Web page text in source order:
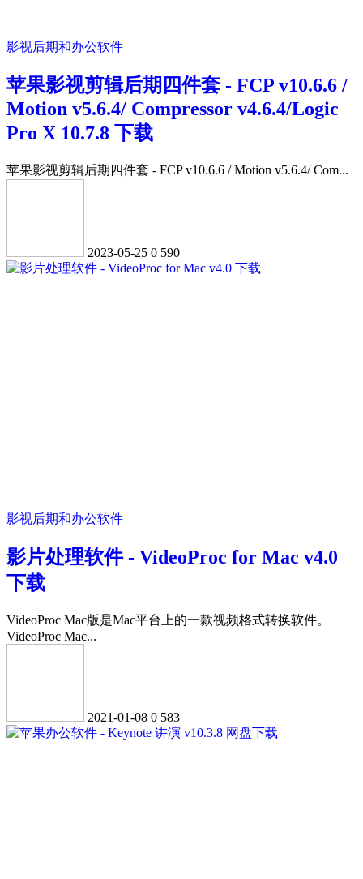
影视后期和办公软件
苹果影视剪辑后期四件套 - FCP v10.6.6 /
Motion v5.6.4/ Compressor v4.6.4/Logic
Pro X 10.7.8 下载
苹果影视剪辑后期四件套 - FCP v10.6.6 / Motion v5.6.4/ Com...
2023-05-25 0 590
影视后期和办公软件
影片处理软件 - VideoProc for Mac v4.0
下载
VideoProc Mac版是Mac平台上的一款视频格式转换软件。
VideoProc Mac...
2021-01-08 0 583